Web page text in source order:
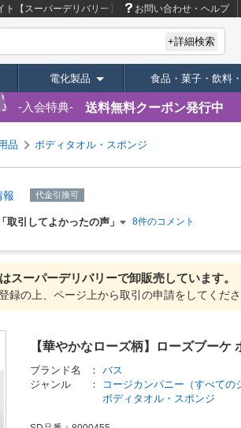
【スーパーデリバリー】 お問い合わせ・ヘルプ
+詳細検索
電化製品 食品・菓子・飲料
入会特典 送料無料クーポン発行中
品 ボディタオル・スポンジ
報 代金引換可
取引してよかったの声」 8件のコメント
スーパーデリバリーで卸販売しています。
録の上、ページ上から取引の申請をしてくださ
【華やかなローズ柄】ローズブーケ
ブランド名 ： バス
ジャンル
： コージカンパニー（すべての
ボディタオル・スポンジ